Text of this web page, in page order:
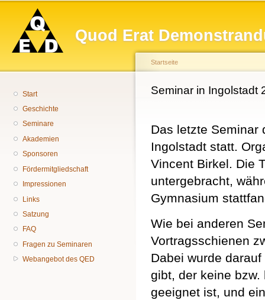
Quod Erat
Hauptmenü
Start
Geschichte
Seminare
Akademien
Sponsoren
Fördermitgliedschaft
Impressionen
Links
Satzung
FAQ
Fragen zu Seminaren
Webangebot des QED
Sie sind hier
Startseite
Seminar in Ingolstadt
Das letzte Seminar
Ingolstadt statt.
Vincent Birkel. Die
untergebracht,
Gymnasium
Wie bei anderen
Vortragsschienen
Dabei wurde
gibt, der keine
geeignet ist, und